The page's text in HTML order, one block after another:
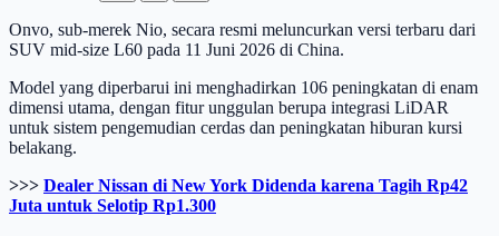
Onvo, sub-merek Nio, secara resmi meluncurkan versi terbaru dari
SUV mid-size L60 pada 11 Juni 2026 di China.
Model yang diperbarui ini menghadirkan 106 peningkatan di enam
dimensi utama, dengan fitur unggulan berupa integrasi LiDAR
untuk sistem pengemudian cerdas dan peningkatan hiburan kursi
belakang.
>>> Dealer Nissan di New York Didenda karena Tagih Rp42
Juta untuk Selotip Rp1.300